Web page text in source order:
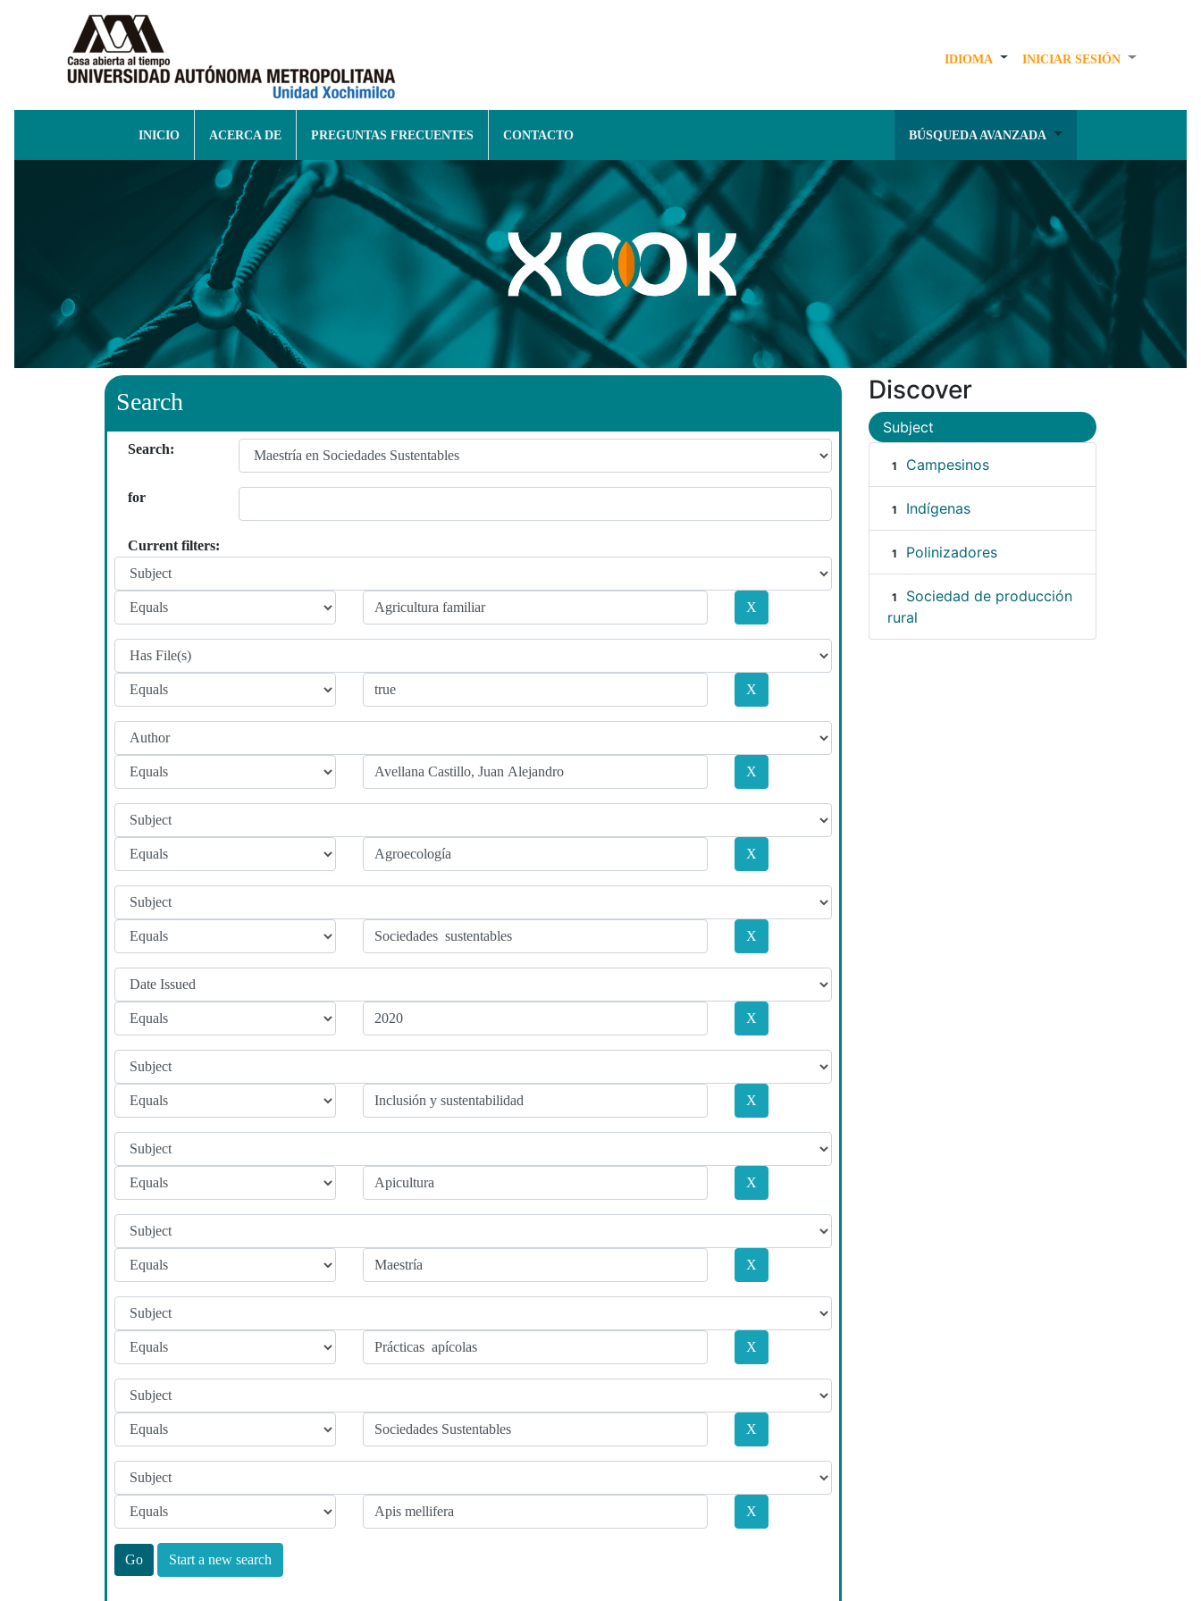
IDIOMA INICIAR SESIÓN
INICIO ACERCA DE PREGUNTAS FRECUENTES CONTACTO BÚSQUEDA AVANZADA
Search
Search:
for
Current filters:
Start a new search
Discover
Subject
1 Campesinos
1 Indígenas
1 Polinizadores
1
Sociedad de producción
rural